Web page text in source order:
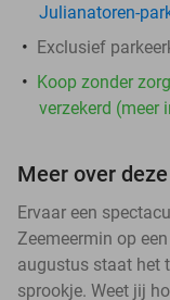
Julianatoren-
Exclusief
Koop zonder
verzekerd (meer
Meer over
Ervaar een
Zeemeermin op
augustus staat het
sprookje. Weet jij